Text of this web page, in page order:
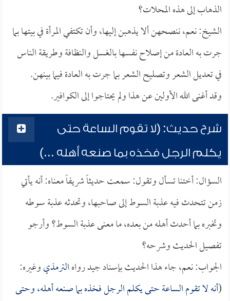
الذهاب إلى هذه المحلات؟
الشيخ: نعم، ننصحهن ألا يذهبن إليها، وأن تكتفي المرأة في بيتها بما
جرت به العادة من إصلاح نفسها بالغسل والنظافة وطريقة الناس
في تعديل الشعر وتصليح الشعر بما جرت به العادة فيما بينهن.
وقد أغنى الله الأولين عن هذا ولم يحتاجوا إلى الكوافير.
شرح حديث: (لا تقوم الساعة حتى
يكلم الرجل فخذه بما صنعه أهله ...)
السؤال: أختنا تسأل وتقول: سمعت حديثاً شريفاً معناه: أنه يأتي
زمن تتحدث فيه عذبة السوط إلى صاحبها، وتحدثه عذبة سوطه
وتخبره بما أحدث أهله من بعده، ما معنى عذبة السوط؟ وأرجو
تفصيل الحديث وشرحه؟
الجواب: نعم، جاء هذا الحديث بإسناد جيد رواهالترمذيوغيره:
(أنه لا تقوم الساعة حتى يكلم الرجل فخذه بما صنعه أهله، وحتى